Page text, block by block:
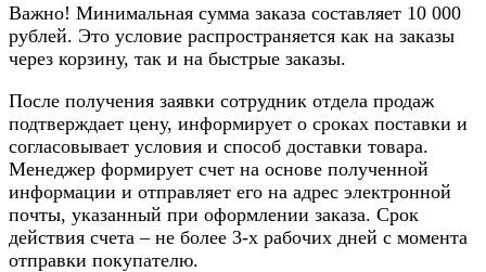
Важно! Минимальная сумма заказа составляет 10 000
рублей. Это условие распространяется как на заказы
через корзину, так и на быстрые заказы.
После получения заявки сотрудник отдела продаж
подтверждает цену, информирует о сроках поставки и
согласовывает условия и способ доставки товара.
Менеджер формирует счет на основе полученной
информации и отправляет его на адрес электронной
почты, указанный при оформлении заказа. Срок
действия счета – не более 3-х рабочих дней с момента
отправки покупателю.